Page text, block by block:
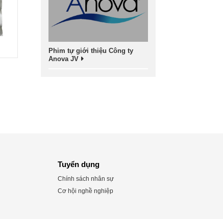
Phim tự giới thiệu Công ty
Anova JV
Tuyển dụng
Chính sách nhân sự
Cơ hội nghề nghiệp